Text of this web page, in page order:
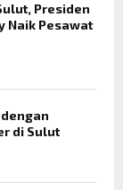
Presiden
Naik Pesawat
di Sulut